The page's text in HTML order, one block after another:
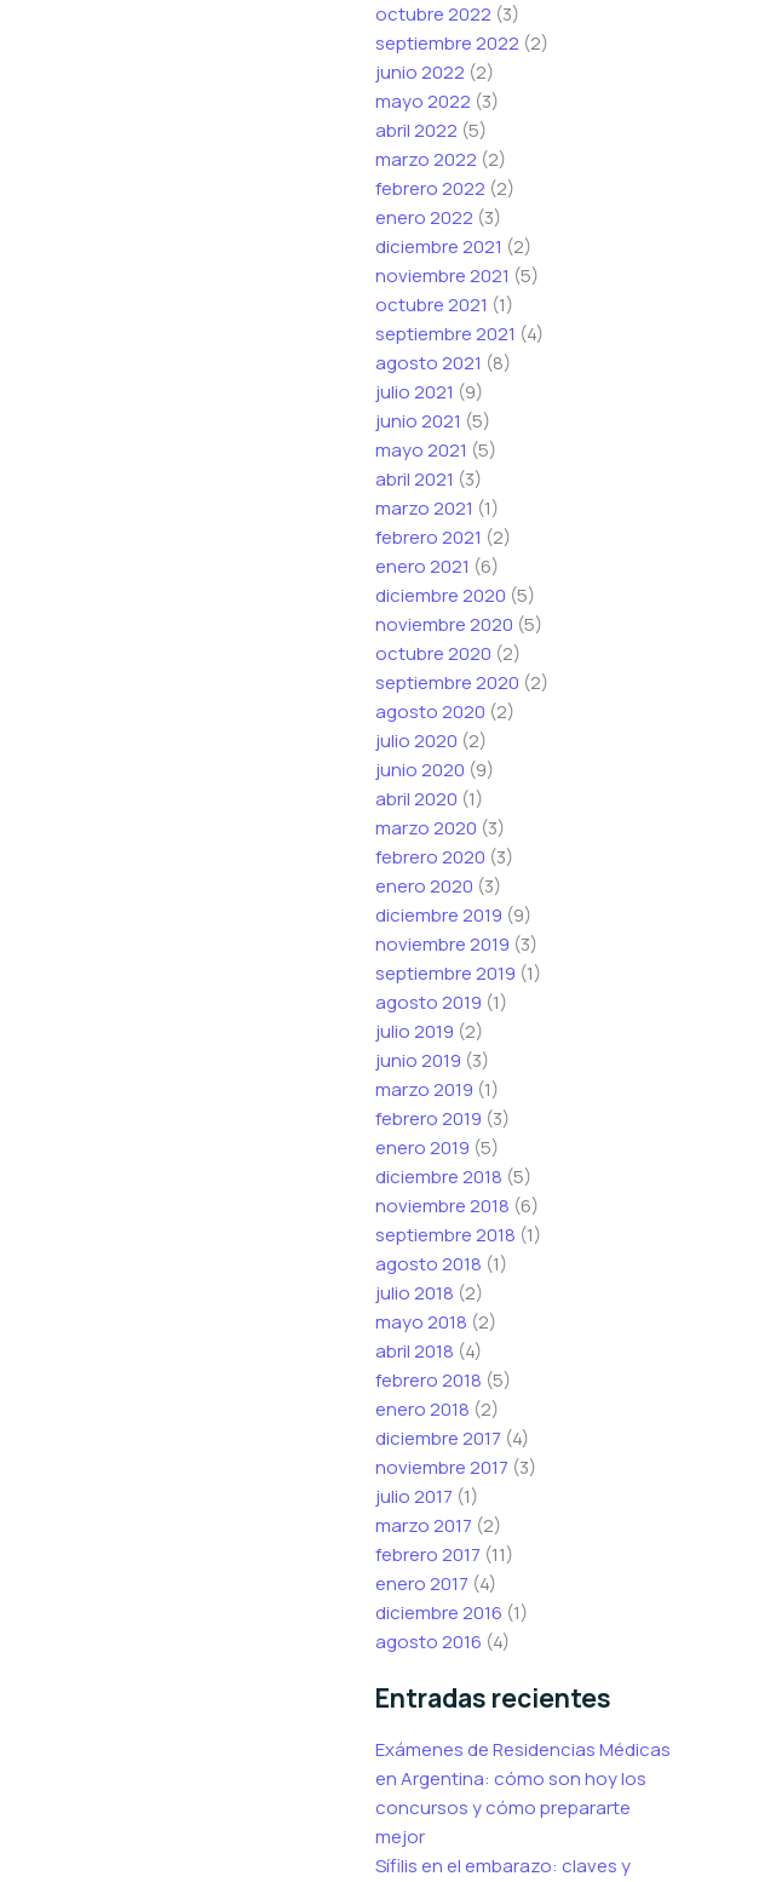
octubre 2022 (3)
septiembre 2022 (2)
junio 2022 (2)
mayo 2022 (3)
abril 2022 (5)
marzo 2022 (2)
febrero 2022 (2)
enero 2022 (3)
diciembre 2021 (2)
noviembre 2021 (5)
octubre 2021 (1)
septiembre 2021 (4)
agosto 2021 (8)
julio 2021 (9)
junio 2021 (5)
mayo 2021 (5)
abril 2021 (3)
marzo 2021 (1)
febrero 2021 (2)
enero 2021 (6)
diciembre 2020 (5)
noviembre 2020 (5)
octubre 2020 (2)
septiembre 2020 (2)
agosto 2020 (2)
julio 2020 (2)
junio 2020 (9)
abril 2020 (1)
marzo 2020 (3)
febrero 2020 (3)
enero 2020 (3)
diciembre 2019 (9)
noviembre 2019 (3)
septiembre 2019 (1)
agosto 2019 (1)
julio 2019 (2)
junio 2019 (3)
marzo 2019 (1)
febrero 2019 (3)
enero 2019 (5)
diciembre 2018 (5)
noviembre 2018 (6)
septiembre 2018 (1)
agosto 2018 (1)
julio 2018 (2)
mayo 2018 (2)
abril 2018 (4)
febrero 2018 (5)
enero 2018 (2)
diciembre 2017 (4)
noviembre 2017 (3)
julio 2017 (1)
marzo 2017 (2)
febrero 2017 (11)
enero 2017 (4)
diciembre 2016 (1)
agosto 2016 (4)
Entradas recientes
Exámenes de Residencias Médicas
en Argentina: cómo son hoy los
concursos y cómo prepararte
mejor
Sífilis en el embarazo: claves y